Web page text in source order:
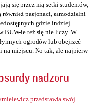
się przez nią setki studentów,
pasjonaci, samodzielni
gdzie indziej
BUW-ie też się nie liczy. W
ogrodów lub obejrzeć
na miejscu. No tak, ale najpierw
nadzoru
przedstawia swój